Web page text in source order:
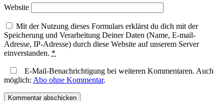
Website
Mit der Nutzung dieses Formulars erklärst du dich mit der
Speicherung und Verarbeitung Deiner Daten (Name, E-mail-
Adresse, IP-Adresse) durch diese Website auf unserem Server
einverstanden. *
E-Mail-Benachrichtigung bei weiteren Kommentaren. Auch
möglich: Abo ohne Kommentar.